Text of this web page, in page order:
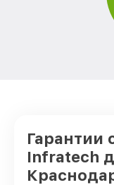
тепловизора
Ремонт Wi-Fi
Гарантии
Infratech